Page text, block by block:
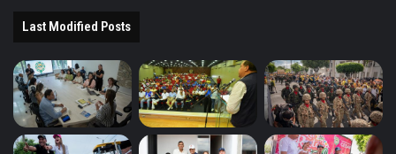
Last Modified Posts